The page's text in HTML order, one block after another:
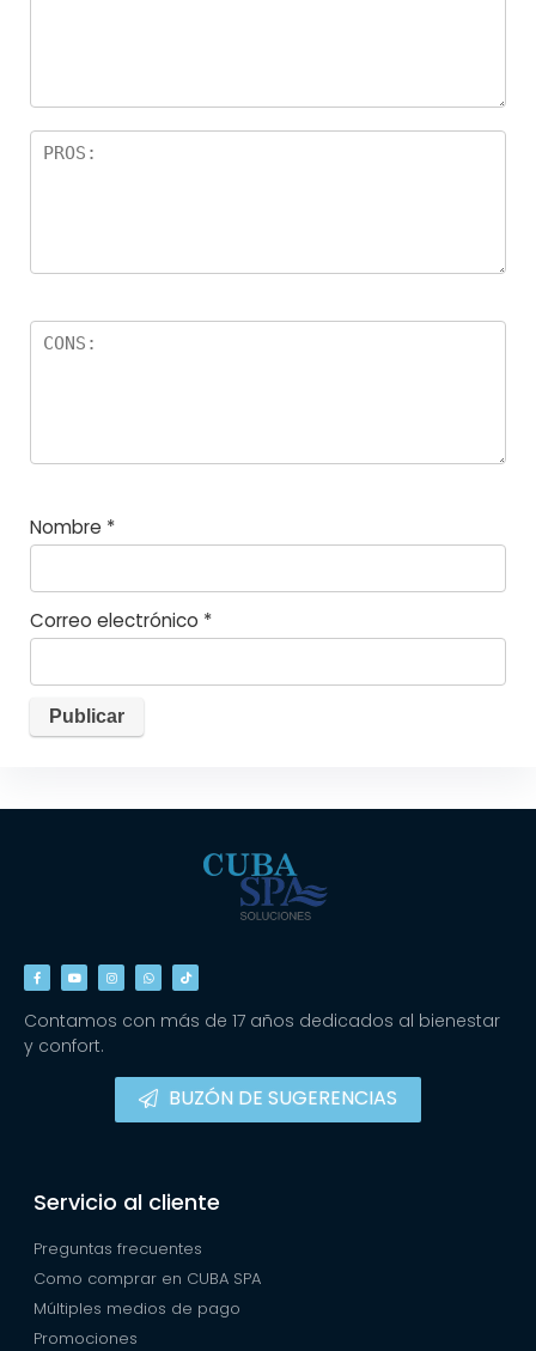
el
Nombre *
Correo electrónico *
Contamos con más de 17 años dedicados al bienestar
y confort.
BUZÓN DE SUGERENCIAS
Servicio al cliente
Preguntas frecuentes
Como comprar en CUBA SPA
Múltiples medios de pago
Promociones